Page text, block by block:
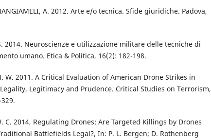
A. 2012. Arte e/o tecnica. Sfide giuridiche. Padova,
2014. Neuroscienze e utilizzazione militare delle tecniche di
umano. Etica & Politica, 16(2): 182-198.
W. 2011. A Critical Evaluation of American Drone Strikes in
Legitimacy and Prudence. Critical Studies on Terrorism,
C. 2014, Regulating Drones: Are Targeted Killings by Drones
Battlefields Legal?, In: P. L. Bergen; D. Rothenberg